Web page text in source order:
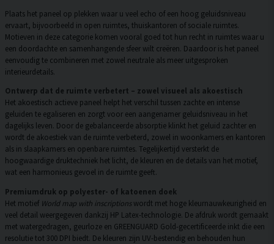
Plaats het paneel op plekken waar u veel echo of een hoog geluidsniveau
ervaart, bijvoorbeeld in open ruimtes, thuiskantoren of sociale ruimtes.
Motieven in deze categorie komen vooral goed tot hun recht in ruimtes waar u
een doordachte en samenhangende sfeer wilt creëren. Daardoor is het paneel
eenvoudig te combineren met zowel neutrale als meer uitgesproken
interieurdetails.
Ontwerp dat de ruimte verbetert – zowel visueel als akoestisch
Het akoestisch actieve paneel helpt het verschil tussen zachte en intense
geluiden te egaliseren en zorgt voor een aangenamer geluidsniveau in het
dagelijks leven. Door de gebalanceerde absorptie klinkt het geluid zachter en
wordt de akoestiek van de ruimte verbeterd, zowel in woonkamers en kantoren
als in slaapkamers en openbare ruimtes. Tegelijkertijd versterkt de
hoogwaardige druktechniek het licht, de kleuren en de details van het motief,
wat een harmonieus gevoel in de ruimte geeft.
Premiumdruk op polyester- of katoenen doek
Het motief World map with inscriptionswordt met hoge kleurnauwkeurigheid en
veel detail weergegeven dankzij HP Latex-technologie. De afdruk wordt gemaakt
met watergedragen, geurloze en GREENGUARD Gold-gecertificeerde inkt die een
resolutie tot 300 DPI biedt. De kleuren zijn UV-bestendig en behouden hun